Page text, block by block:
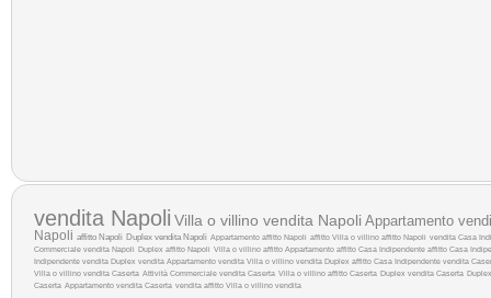
vendita Napoli Villa o villino vendita Napoli Appartamento
Napoli affitto Napoli Duplex vendita Napoli Appartamento affitto Napoli affitto Villa o villino affitto Napoli vendita Casa
Commerciale vendita Napoli
Duplex affitto Napoli Villa o villino affitto Appartamento affitto Casa Indipendente affitto Casa
Indipendente vendita Duplex vendita Appartamento vendita Villa o villino vendita Duplex affitto Casa Indipendente vendita
Villa o villino vendita Caserta Attività Commerciale vendita Caserta Villa o villino affitto Caserta Duplex vendita Caserta
Caserta Appartamento vendita Caserta vendita affitto Villa o villino vendita